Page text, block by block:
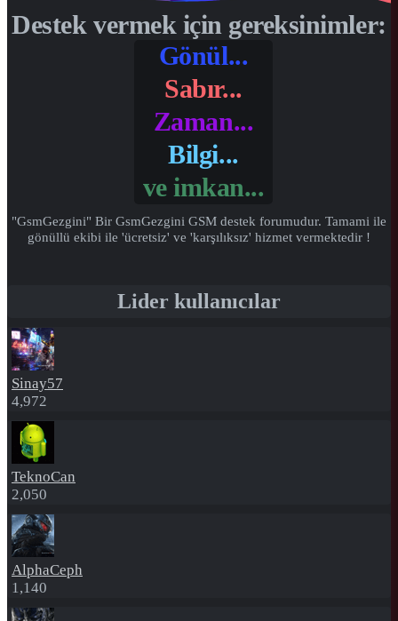
Destek vermek için gereksinimler:
Gönül...
Sabır...
Zaman...
Bilgi...
veimkan...
"GsmGezgini" Bir GsmGezgini GSM destek forumudur. Tamami ile
gönüllü ekibi ile 'ücretsiz' ve 'karşılıksız' hizmet vermektedir !
Lider kullanıcılar
Sinay57
4,972
TeknoCan
2,050
AlphaCeph
1,140